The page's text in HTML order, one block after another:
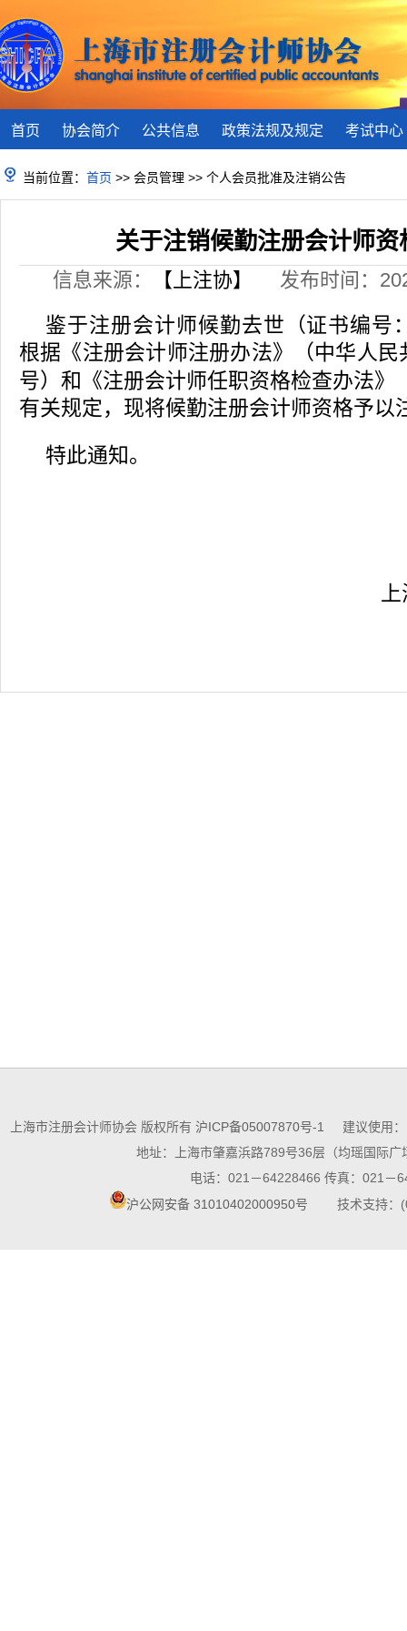
首页 协会简介 公共信息 政策法规及规定 考试中心
当前位置： 首页 >> 会员管理 >> 个人会员批准及注销公告
关于注销候勤注册会计师资
信息来源： 【上注协】
发布时间：
鉴于注册会计师候勤去世（证书编号
根据《注册会计师注册办法》（中华人
号） 和 《注册会计师任职资格检查办法》
有关规定，现将候勤注册会计师资格予以
特此通知。
上海市注册会计师协会 版权所有 沪ICP备05007870号-1
建议使用：
地址：上海市肇嘉浜路789号36层（均瑶国际广
电话：021－64228466 传真：021－
沪公网安备 31010402000950号 技术支持：